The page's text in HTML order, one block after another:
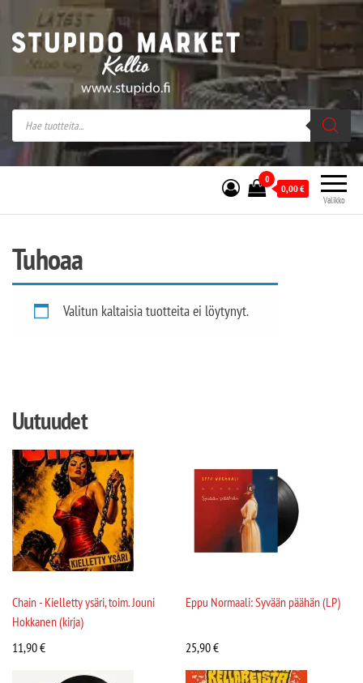
Stupido Market – verkossa ja kivijalassa
Stupido Market on vaihtoehtomusaan
erikoistunut verkko- sekä
kivijalkakauppa Helsingissä Kallion
sydämessä.
Valikko
0
0,00€
Tuhoaa
Valitun kaltaisia tuotteita ei löytynyt.
Uutuudet
Chain - Kielletty ysäri, toim. Jouni
Hokkanen (kirja)
11,90€
Eppu Normaali: Syvään päähän (LP)
25,90€